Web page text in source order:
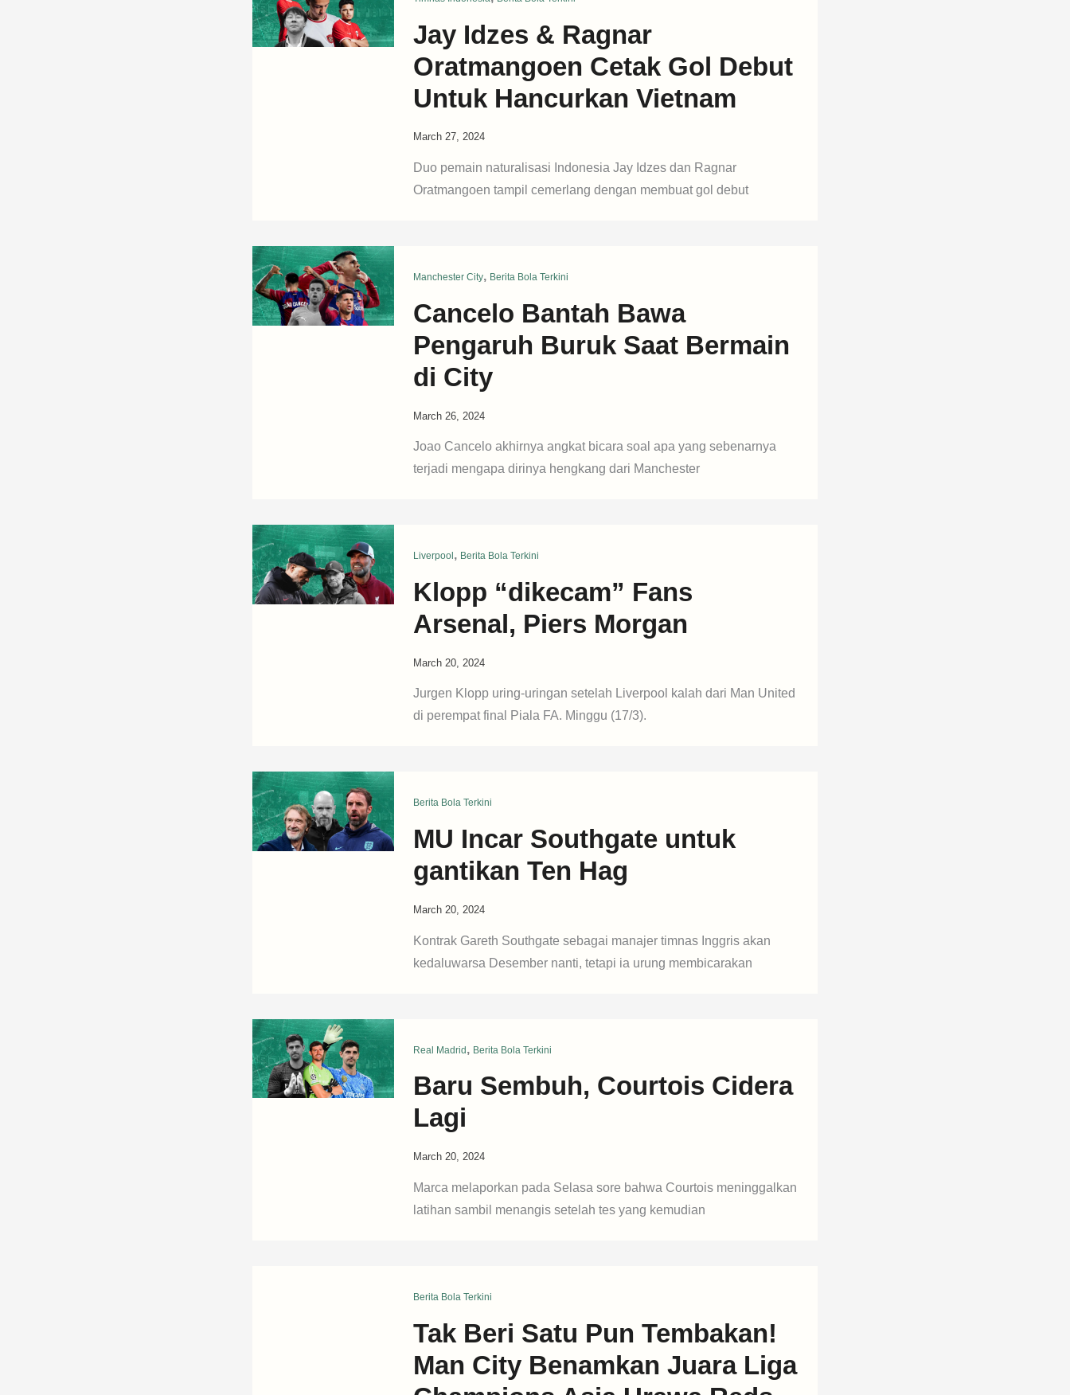
Jay Idzes & Ragnar
Oratmangoen Cetak Gol Debut
Untuk Hancurkan Vietnam
March 27, 2024
Duo pemain naturalisasi Indonesia Jay Idzes dan Ragnar
Oratmangoen tampil cemerlang dengan membuat gol debut
Manchester City, Berita Bola Terkini
Cancelo Bantah Bawa
Pengaruh Buruk Saat Bermain
di City
March 26, 2024
Joao Cancelo akhirnya angkat bicara soal apa yang sebenarnya
terjadi mengapa dirinya hengkang dari Manchester
Liverpool , Berita Bola Terkini
Klopp “dikecam” Fans
Arsenal, Piers Morgan
March 20, 2024
Jurgen Klopp uring-uringan setelah Liverpool kalah dari Man United
di perempat final Piala FA. Minggu (17/3).
Berita Bola Terkini
MU Incar Southgate untuk
gantikan Ten Hag
March 20, 2024
Kontrak Gareth Southgate sebagai manajer timnas Inggris akan
kedaluwarsa Desember nanti, tetapi ia urung membicarakan
Real Madrid, Berita Bola Terkini
Baru Sembuh, Courtois Cidera
Lagi
March 20, 2024
Marca melaporkan pada Selasa sore bahwa Courtois meninggalkan
latihan sambil menangis setelah tes yang kemudian
Berita Bola Terkini
Tak Beri Satu Pun Tembakan!
Man City Benamkan Juara Liga